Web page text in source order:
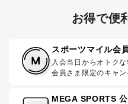
お得で便
スポーツマイル会
入会当日からオトク
会員さま限定のキャン
MEGA SPORTS